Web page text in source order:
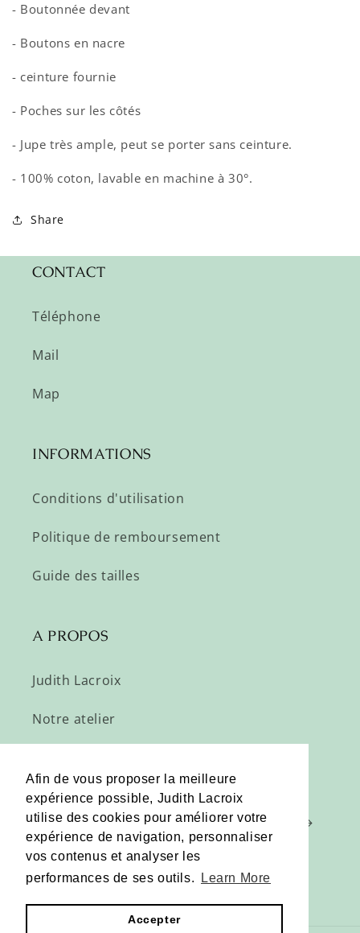
Afin de vous proposer la meilleure
expérience possible, Judith Lacroix
utilise des cookies pour améliorer votre
expérience de navigation, personnaliser
vos contenus et analyser les
performances de ses outils.
Learn More
Accepter
- Boutonnée devant
- Boutons en nacre
- ceinture fournie
- Poches sur les côtés
- Jupe très ample, peut se porter sans ceinture.
- 100% coton, lavable en machine à 30°.
Share
CONTACT
Téléphone
Mail
Map
INFORMATIONS
Conditions d'utilisation
Politique de remboursement
Guide des tailles
A PROPOS
Judith Lacroix
Notre atelier
Profitez de nos offres privées :
E-mail